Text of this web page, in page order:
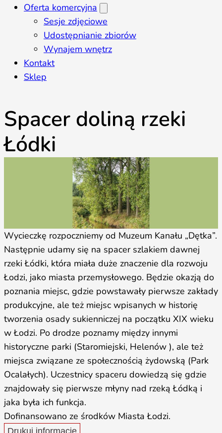
Oferta komercyjna
Sesje zdjęciowe
Udostępnianie zbiorów
Wynajem wnętrz
Kontakt
Sklep
Spacer doliną rzeki
Łódki
Wycieczkę rozpoczniemy od Muzeum Kanału „Dętka”.
Następnie udamy się na spacer szlakiem dawnej
rzeki Łódki, która miała duże znaczenie dla rozwoju
Łodzi, jako miasta przemysłowego. Będzie okazją do
poznania miejsc, gdzie powstawały pierwsze zakłady
produkcyjne, ale też miejsc wpisanych w historię
tworzenia osady sukienniczej na początku XIX wieku
w Łodzi. Po drodze poznamy między innymi
historyczne parki (Staromiejski, Helenów ), ale też
miejsca związane ze społecznością żydowską (Park
Ocalałych). Uczestnicy spaceru dowiedzą się gdzie
znajdowały się pierwsze młyny nad rzeką Łódką i
jaka była ich funkcja.
Dofinansowano ze środków Miasta Łodzi.